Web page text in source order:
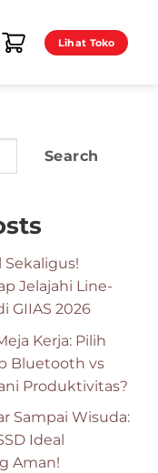
Lihat Toko
Search
Sekaligus!
Jelajahi Line-
GIIAS 2026
Kerja: Pilih
Bluetooth vs
Produktivitas?
Sampai Wisuda:
Ideal
Aman!